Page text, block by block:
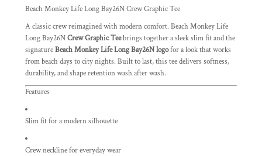
Beach Monkey Life Long Bay26N Crew Graphic Tee
A classic crew reimagined with modern comfort. Beach Monkey Life
Long Bay26NCrew Graphic Teebrings together a sleek slim fit and the
signatureBeach Monkey Life Long Bay26N logofor a look that works
from beach days to city nights. Built to last, this tee delivers softness,
durability, and shape retention wash after wash.
Features
Slim fit for a modern silhouette
Crew neckline for everyday wear